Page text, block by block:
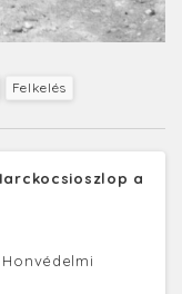
Felkelés
a